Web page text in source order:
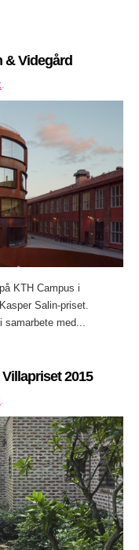
& Videgård
KTH Campus i
Salin-priset.
med...
2015